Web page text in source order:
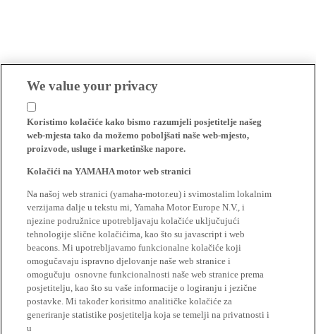
We value your privacy
Koristimo kolačiće kako bismo razumjeli posjetitelje našeg
web-mjesta tako da možemo poboljšati naše web-mjesto,
proizvode, usluge i marketinške napore.
Kolačići na YAMAHA motor web stranici
Na našoj web stranici (yamaha-motor.eu) i svimostalim lokalnim
verzijama dalje u tekstu mi, Yamaha Motor Europe N.V., i
njezine podružnice upotrebljavaju kolačiće uključujući
tehnologije slične kolačićima, kao što su javascript i web
beacons. Mi upotrebljavamo funkcionalne kolačiće koji
omogučavaju ispravno djelovanje naše web stranice i
omogučuju osnovne funkcionalnosti naše web stranice prema
posjetitelju, kao što su vaše informacije o logiranju i jezične
postavke. Mi također korisitmo analitičke kolačiće za
generiranje statistike posjetitelja koja se temelji na privatnosti i
u